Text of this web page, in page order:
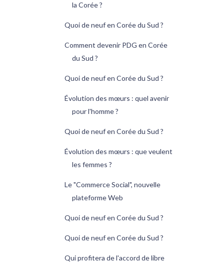
la Corée ?
Quoi de neuf en Corée du Sud ?
Comment devenir PDG en Corée
du Sud ?
Quoi de neuf en Corée du Sud ?
Évolution des mœurs : quel avenir
pour l'homme ?
Quoi de neuf en Corée du Sud ?
Évolution des mœurs : que veulent
les femmes ?
Le "Commerce Social", nouvelle
plateforme Web
Quoi de neuf en Corée du Sud ?
Quoi de neuf en Corée du Sud ?
Qui profitera de l'accord de libre